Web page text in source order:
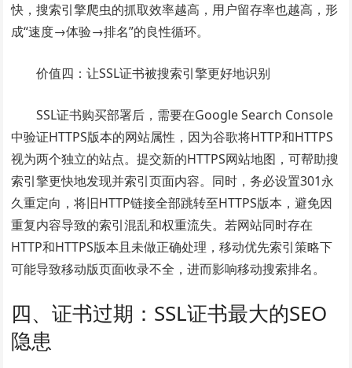
快，搜索引擎爬虫的抓取效率越高，用户留存率也越高，形
成“速度→体验→排名”的良性循环。
价值四：让SSL证书被搜索引擎更好地识别
SSL证书购买部署后，需要在Google Search Console
中验证HTTPS版本的网站属性，因为谷歌将HTTP和HTTPS
视为两个独立的站点。提交新的HTTPS网站地图，可帮助搜
索引擎更快地发现并索引页面内容。同时，务必设置301永
久重定向，将旧HTTP链接全部跳转至HTTPS版本，避免因
重复内容导致的索引混乱和权重流失。若网站同时存在
HTTP和HTTPS版本且未做正确处理，移动优先索引策略下
可能导致移动版页面收录不全，进而影响移动搜索排名。
四、证书过期：SSL证书最大的SEO
隐患